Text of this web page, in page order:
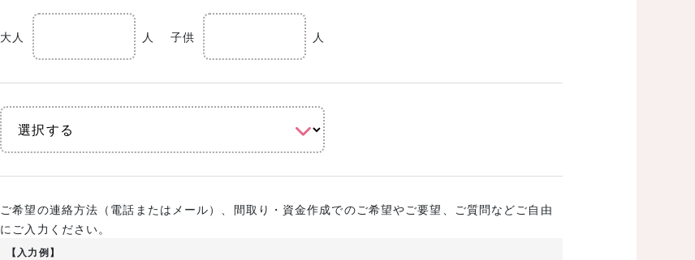
大人 人 子供 人
ご希望の連絡方法（電話またはメール）、間取り・資金作成でのご希望やご要望、ご質問などご自由
にご入力ください。
【入力例】